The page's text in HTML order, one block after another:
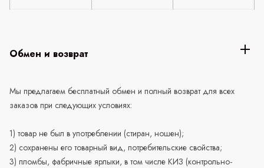
Обмен и возврат
Мы предлагаем бесплатный обмен и полный возврат для всех
заказов при следующих условиях:
1) товар не был в употреблении (стиран, ношен);
2) сохранены его товарный вид, потребительские свойства;
3) пломбы, фабричные ярлыки, в том числе КИЗ (контрольно-